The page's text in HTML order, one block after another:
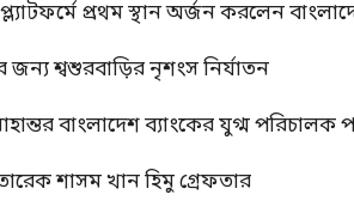
প্রথম স্থান অর্জন করলেন
জন্য শ্বশুরবাড়ির নৃশংস নির্যাতন
বাংলাদেশ ব্যাংকের যুগ্ম পরিচালক
শাসম খান হিমু গ্রেফতার